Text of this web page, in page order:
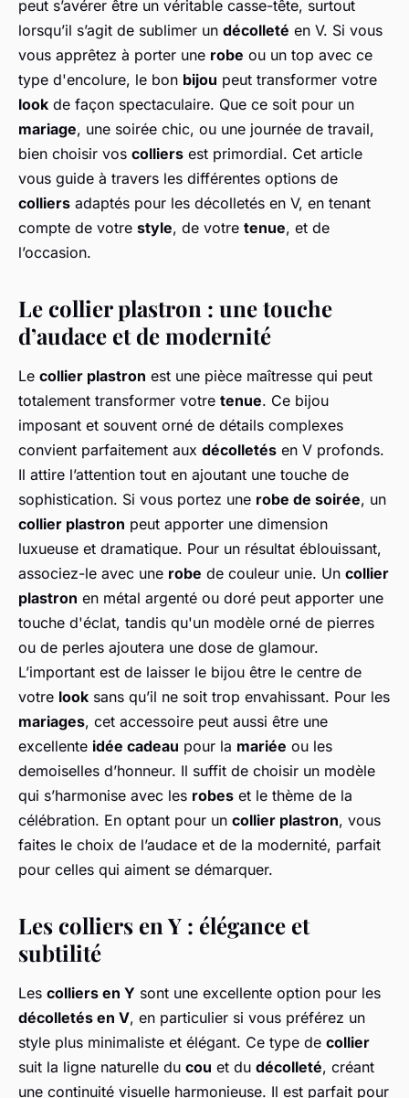
peut s’avérer être un véritable casse-tête, surtout
lorsqu’il s’agit de sublimer un décolleté en V. Si vous
vous apprêtez à porter une robe ou un top avec ce
type d'encolure, le bon bijou peut transformer votre
look de façon spectaculaire. Que ce soit pour un
mariage, une soirée chic, ou une journée de travail,
bien choisir vos colliers est primordial. Cet article
vous guide à travers les différentes options de
colliers adaptés pour les décolletés en V, en tenant
compte de votre style, de votre tenue, et de
l’occasion.
Le collier plastron : une touche
d’audace et de modernité
Le collier plastron est une pièce maîtresse qui peut
totalement transformer votre tenue. Ce bijou
imposant et souvent orné de détails complexes
convient parfaitement aux décolletés en V profonds.
Il attire l’attention tout en ajoutant une touche de
sophistication. Si vous portez une robe de soirée, un
collier plastron peut apporter une dimension
luxueuse et dramatique. Pour un résultat éblouissant,
associez-le avec une robe de couleur unie. Un collier
plastron en métal argenté ou doré peut apporter une
touche d'éclat, tandis qu'un modèle orné de pierres
ou de perles ajoutera une dose de glamour.
L’important est de laisser le bijou être le centre de
votre look sans qu’il ne soit trop envahissant. Pour les
mariages, cet accessoire peut aussi être une
excellente idée cadeau pour la mariée ou les
demoiselles d’honneur. Il suffit de choisir un modèle
qui s’harmonise avec les robes et le thème de la
célébration. En optant pour un collier plastron, vous
faites le choix de l’audace et de la modernité, parfait
pour celles qui aiment se démarquer.
Les colliers en Y : élégance et
subtilité
Les colliers en Y sont une excellente option pour les
décolletés en V, en particulier si vous préférez un
style plus minimaliste et élégant. Ce type de collier
suit la ligne naturelle du cou et du décolleté, créant
une continuité visuelle harmonieuse. Il est parfait pour